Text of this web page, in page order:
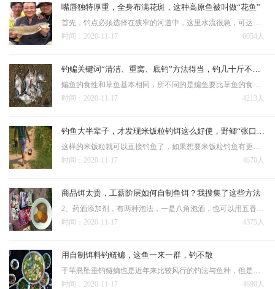
嘴唇独特厚重，全身布满花斑，这种高原鱼被叫做“花鱼”
首先，钓点必须选择在狭窄的河道中，这里水流很急，可达到每秒6~7米，甚至可以听到激流的哗哗声，站在水边，都有一种被带着往前冲的感觉。用串钩底钓的时候，坠在串钩下面。通常采用海竿重坠底钓法：适用于流动水域…
6054人
时间：2020-11-17
鳊鱼的食性和草鱼基本相同，所不同的是鳊鱼要比草鱼的食性杂一些，在幼年时以小软体动物为主，水中微生物和一些植物，所以，很多钓友在野河或是鱼池等使用蚯蚓，饵料等也经常会遇到小鳊鱼，但是真正钓大鳊鱼还是要用粮…
4213人
时间：2020-11-17
这样的米饭粒就可以直接钓鱼了，如果想要米饭粒钓鱼有更好的效果，最好做一些处理。 这样既干净又省事，而且米饭不粘手、上述经过处理的米饭粒，因为黏着面粉或者是麦麸又能够起到雾化作用，能够起到诱诱鱼…
4670人
时间：2020-11-17
商品饵太贵，工薪阶层如何自制鱼饵？我搜集了这些方法
2、药酒添加剂，有两种泡法，一是八角泡酒，也可以用五香粉但五香粉中桂皮的分量比八角重，没有前者好用；二是用甜酒，最好是用粘米酿制的。 鱼饵经济方便的还是自己配的好，最好是越简便越好，其实鱼在水库里的…
4575人
时间：2020-11-17
用自制饵料钓鲢鳙，这鱼一来一群，钓不散
手竿悬坠垂钓鲢鳙也是近年来比较风行的钓法与鱼种，但是常常遇到一个问题就是几乎所有的常规鲢鳙饵都烧手，明显感觉用完之后，发干，蜕皮。 出钓时，剥几瓣鲜嫩的大蒜（视用饵量多少可增减蒜量），捣成蒜泥，…
4690人
时间：2020-11-17